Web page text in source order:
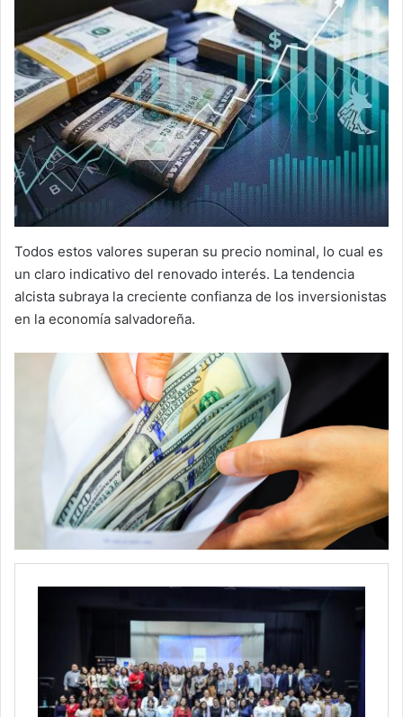
Todos estos valores superan su precio nominal, lo cual es
un claro indicativo del renovado interés. La tendencia
alcista subraya la creciente confianza de los inversionistas
en la economía salvadoreña.